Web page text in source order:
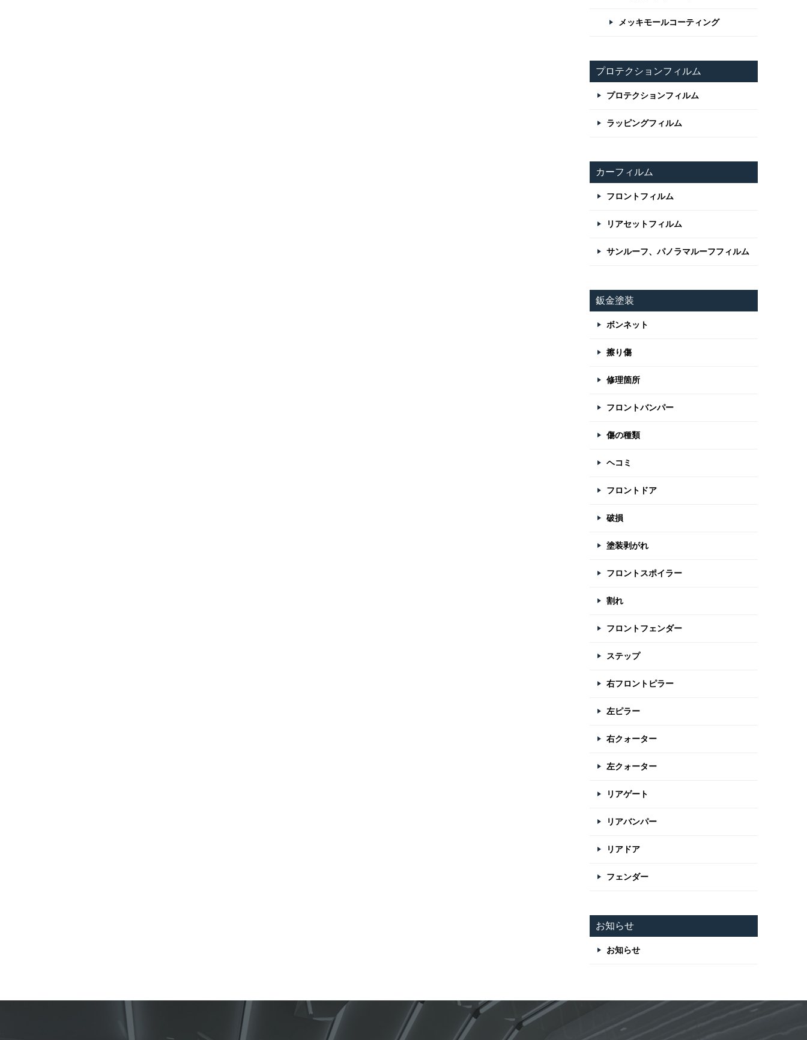
メッキモールコーティング
プロテクションフィルム
プロテクションフィルム
ラッピングフィルム
カーフィルム
フロントフィルム
リアセットフィルム
サンルーフ、パノラマルーフフィルム
鈑金塗装
ボンネット
擦り傷
修理箇所
フロントバンパー
傷の種類
ヘコミ
フロントドア
破損
塗装剥がれ
フロントスポイラー
割れ
フロントフェンダー
ステップ
右フロントピラー
左ピラー
右クォーター
左クォーター
リアゲート
リアバンパー
リアドア
フェンダー
お知らせ
お知らせ